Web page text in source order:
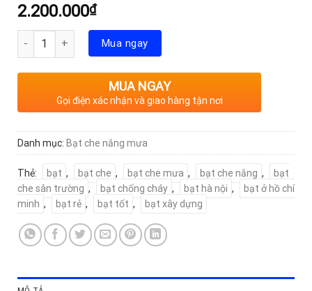
2.200.000₫
Số lượng Mua ngay
MUA NGAY
Gọi điện xác nhận và giao hàng tận nơi
Danh mục: Bạt che nắng mưa
Thẻ: bạt , bạt che , bạt che mưa , bạt che nắng ,
bạt
che sân trường , bạt chống cháy , bạt hà nội ,
bạt ở hồ chí
minh , bạt rẻ , bạt tốt , bạt xây dựng